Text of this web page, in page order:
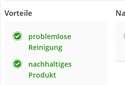
Vorteile
problemlose
Reinigung
nachhaltiges
Produkt